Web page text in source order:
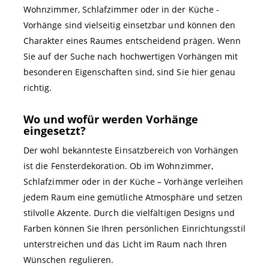
Wohnzimmer, Schlafzimmer oder in der Küche -
Vorhänge sind vielseitig einsetzbar und können den
Charakter eines Raumes entscheidend prägen. Wenn
Sie auf der Suche nach hochwertigen Vorhängen mit
besonderen Eigenschaften sind, sind Sie hier genau
richtig.
Wo und wofür werden Vorhänge
eingesetzt?
Der wohl bekannteste Einsatzbereich von Vorhängen
ist die Fensterdekoration. Ob im Wohnzimmer,
Schlafzimmer oder in der Küche – Vorhänge verleihen
jedem Raum eine gemütliche Atmosphäre und setzen
stilvolle Akzente. Durch die vielfältigen Designs und
Farben können Sie Ihren persönlichen Einrichtungsstil
unterstreichen und das Licht im Raum nach Ihren
Wünschen regulieren.